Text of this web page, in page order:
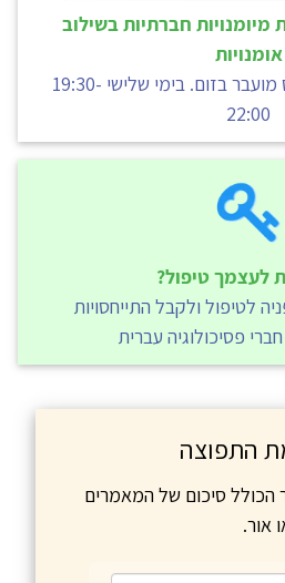
מיומנויות חברתיות בשילוב
אומנויות
פתיחה 3.11.26. הקורס מועבר בזום. בימי שלישי 19:30-
22:00
לעצמך טיפול?
לטיפול ולקבל התייחסויות
פסיכולוגיה עברית
התפוצה
הכולל סיכום של המאמרים
אור.